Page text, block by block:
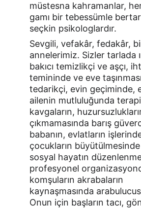
müstesna kahramanlar, her
gamı bir tebessümle
seçkin psikologlardır.
Sevgili, vefakâr, fedakâr,
annelerimiz. Sizler tarlada
bakıcı temizlikçi ve aşçı,
temininde ve eve
tedarikçi, evin geçiminde,
ailenin mutluluğunda
kavgaların,
çıkmamasında barış
babanın, evlatların
çocukların
sosyal hayatın
profesyonel
komşuların akrabaların
kaynaşmasında
Onun için başların tacı,